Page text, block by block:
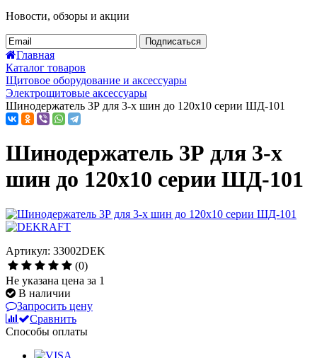
Новости, обзоры и акции
Подписаться
Главная
Каталог товаров
Щитовое оборудование и аксессуары
Электрощитовые аксессуары
Шинодержатель 3Р для 3-х шин до 120х10 серии ШД-101
Шинодержатель 3Р для 3-х
шин до 120х10 серии ШД-101
Артикул: 33002DEK
(0)
Не указана цена за 1
В наличии
Запросить цену
Сравнить
Способы оплаты